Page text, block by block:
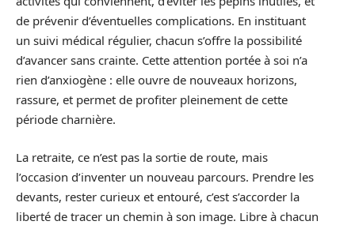
de prévenir d’éventuelles complications. En instituant
un suivi médical régulier, chacun s’offre la possibilité
d’avancer sans crainte. Cette attention portée à soi n’a
rien d’anxiogène : elle ouvre de nouveaux horizons,
rassure, et permet de profiter pleinement de cette
période charnière.
La retraite, ce n’est pas la sortie de route, mais
l’occasion d’inventer un nouveau parcours. Prendre les
devants, rester curieux et entouré, c’est s’accorder la
liberté de tracer un chemin à son image. Libre à chacun